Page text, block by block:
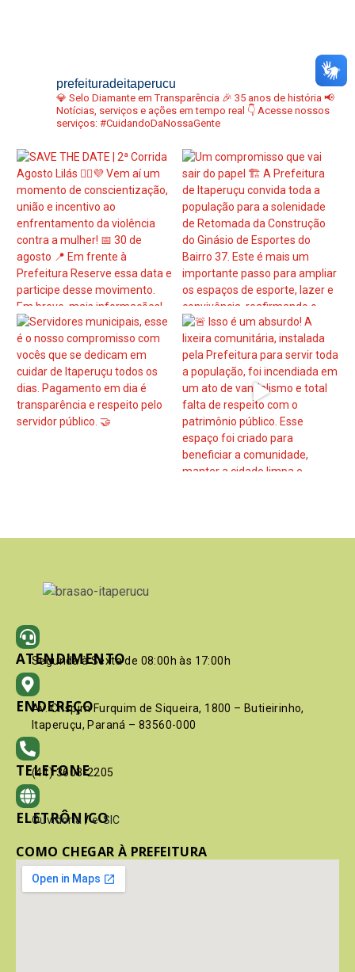
prefeituradeitaperucu
💎 Selo Diamante em Transparência 🎉 35 anos de história 📢
Notícias, serviços e ações em tempo real 👇 Acesse nossos
serviços: #CuidandoDaNossaGente
ATENDIMENTO
Segunda à Sexta de 08:00h às 17:00h
ENDEREÇO
Av. Crispim Furquim de Siqueira, 1800 – Butieirinho,
Itaperuçu, Paraná – 83560-000
TELEFONE
(41) 3603-2205
ELETRÔNICO
Ouvidoria / e-SIC
COMO CHEGAR À PREFEITURA